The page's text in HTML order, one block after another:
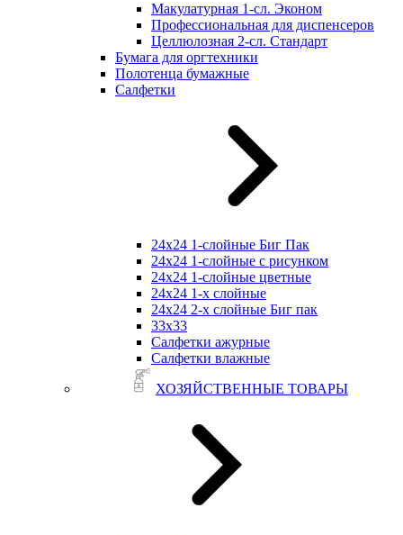
Макулатурная 1-сл. Эконом
Профессиональная для диспенсеров
Целлюлозная 2-сл. Стандарт
Бумага для оргтехники
Полотенца бумажные
Салфетки
24х24 1-слойные Биг Пак
24х24 1-слойные с рисунком
24х24 1-слойные цветные
24х24 1-х слойные
24х24 2-х слойные Биг пак
33х33
Салфетки ажурные
Салфетки влажные
ХОЗЯЙСТВЕННЫЕ ТОВАРЫ